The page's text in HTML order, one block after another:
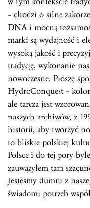
– chodzi o silne
DNA i mocną
marki są wydajność i
wysoką jakość i
tradycję, wykonanie
nowoczesne. Proszę
HydroConquest –
ale tarcza jest
naszych archiwów, z
historii, aby tworzyć
to bliskie polskiej
Polsce i do tej pory
zauważyłem tam
Jesteśmy dumni z
świadomi potrzeb